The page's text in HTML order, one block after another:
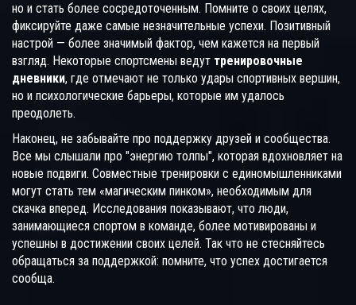
но и стать более сосредоточенным. Помните о своих целях,
фиксируйте даже самые незначительные успехи. Позитивный
настрой — более значимый фактор, чем кажется на первый
взгляд. Некоторые спортсмены ведут тренировочные
дневники, где отмечают не только удары спортивных вершин,
но и психологические барьеры, которые им удалось
преодолеть.
Наконец, не забывайте про поддержку друзей и сообщества.
Все мы слышали про "энергию толпы", которая вдохновляет на
новые подвиги. Совместные тренировки с единомышленниками
могут стать тем «магическим пинком», необходимым для
скачка вперед. Исследования показывают, что люди,
занимающиеся спортом в команде, более мотивированы и
успешны в достижении своих целей. Так что не стесняйтесь
обращаться за поддержкой: помните, что успех достигается
сообща.